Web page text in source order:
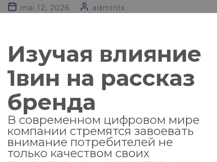
mai 12, 2026 admlnlx
Изучая влияние
1вин на рассказ
бренда
В современном цифровом мире
компании стремятся завоевать
внимание потребителей не
только качеством своих